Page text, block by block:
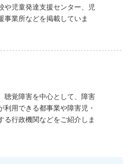
や児童発達支援センター、児
事業所などを掲載していま
聴覚障害を中心として、障害
利用できる都事業や障害児・
る行政機関などをご紹介しま